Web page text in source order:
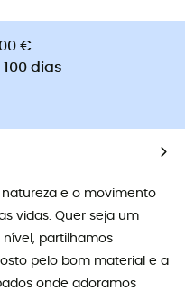
€
dias
e o movimento
vidas. Quer seja um
partilhamos
pelo bom material e a
onde adoramos